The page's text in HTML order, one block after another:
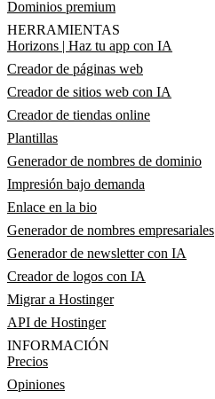
Dominios premium
HERRAMIENTAS
Horizons | Haz tu app con IA
Creador de páginas web
Creador de sitios web con IA
Creador de tiendas online
Plantillas
Generador de nombres de dominio
Impresión bajo demanda
Enlace en la bio
Generador de nombres empresariales
Generador de newsletter con IA
Creador de logos con IA
Migrar a Hostinger
API de Hostinger
INFORMACIÓN
Precios
Opiniones